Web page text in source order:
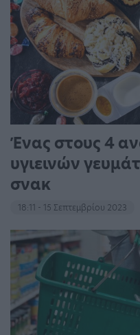
Ένας στους 4
υγιεινών
σνακ
18:11 - 15 Σεπτεμβρίου 2023